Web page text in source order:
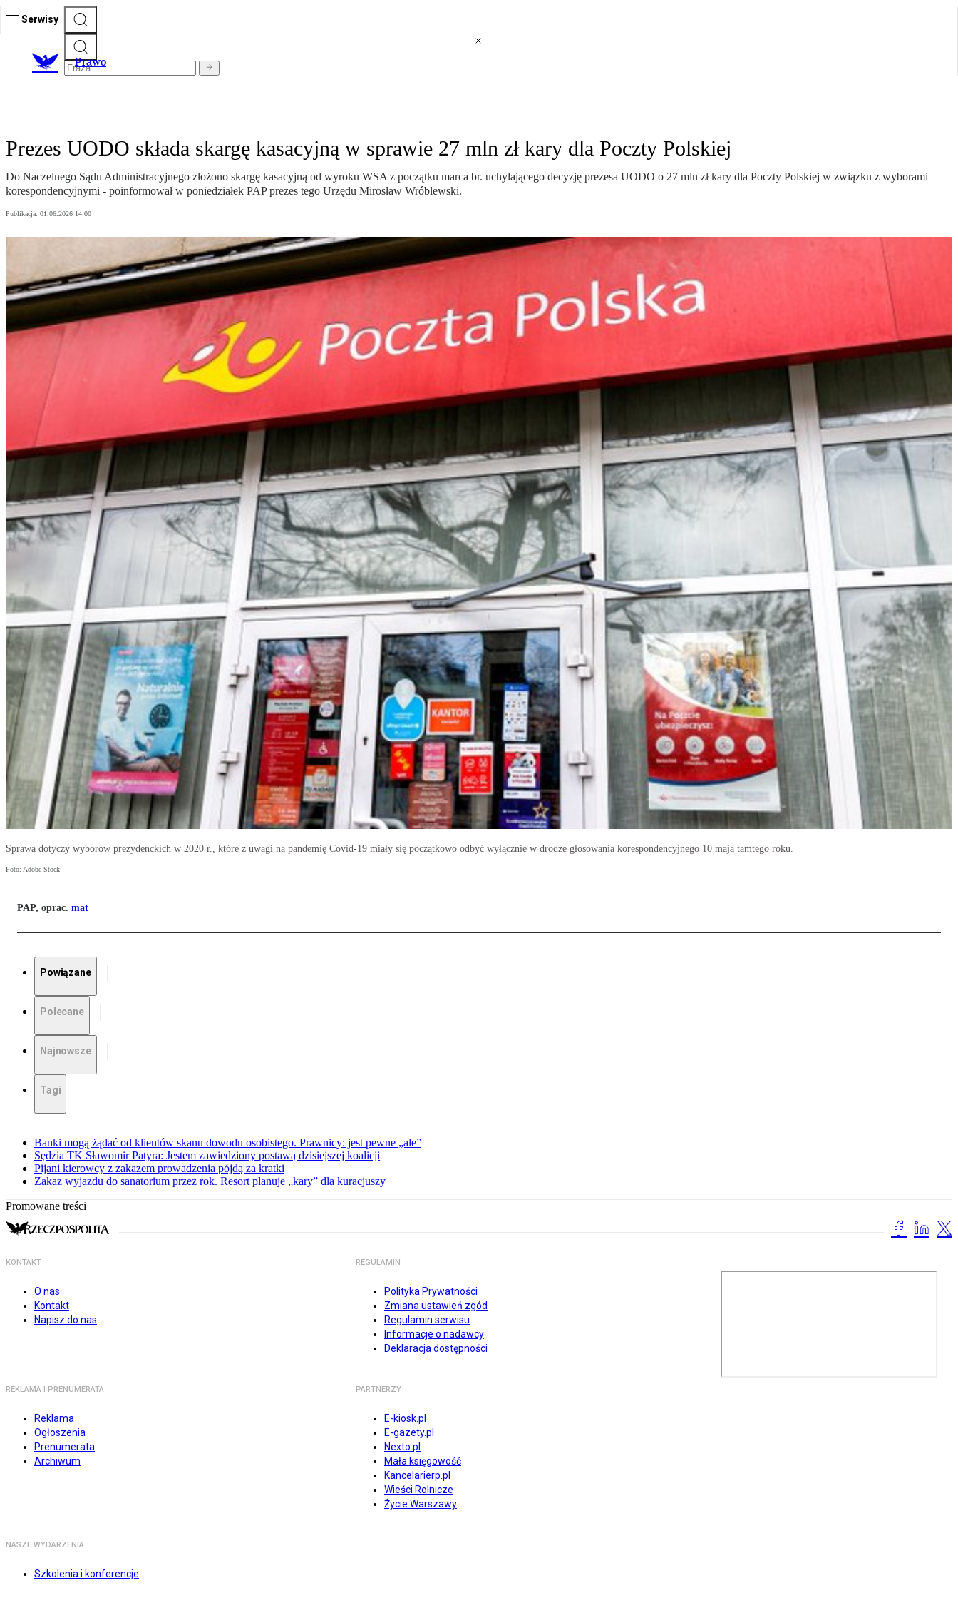
Serwisy
Prawo
Prezes UODO składa skargę kasacyjną w sprawie 27 mln zł kary dla Poczty Polskiej
Do Naczelnego Sądu Administracyjnego złożono skargę kasacyjną od wyroku WSA z początku marca br. uchylającego decyzję prezesa UODO o 27 mln zł kary dla Poczty Polskiej w związku z wyborami
korespondencyjnymi - poinformował w poniedziałek PAP prezes tego Urzędu Mirosław Wróblewski.
Publikacja: 01.06.2026 14:00
Sprawa dotyczy wyborów prezydenckich w 2020 r., które z uwagi na pandemię Covid-19 miały się początkowo odbyć wyłącznie w drodze głosowania korespondencyjnego 10 maja tamtego roku.
Foto: Adobe Stock
PAP, oprac. mat
Powiązane
Polecane
Najnowsze
Tagi
Banki mogą żądać od klientów skanu dowodu osobistego. Prawnicy: jest pewne „ale”
Sędzia TK Sławomir Patyra: Jestem zawiedziony postawą dzisiejszej koalicji
Pijani kierowcy z zakazem prowadzenia pójdą za kratki
Zakaz wyjazdu do sanatorium przez rok. Resort planuje „kary” dla kuracjuszy
Promowane treści
KONTAKT
O nas
Kontakt
Napisz do nas
REGULAMIN
Polityka Prywatności
Zmiana ustawień zgód
Regulamin serwisu
Informacje o nadawcy
Deklaracja dostępności
REKLAMA I PRENUMERATA
Reklama
Ogłoszenia
Prenumerata
Archiwum
PARTNERZY
E-kiosk.pl
E-gazety.pl
Nexto.pl
Mała księgowość
Kancelarierp.pl
Wieści Rolnicze
Życie Warszawy
NASZE WYDARZENIA
Szkolenia i konferencje